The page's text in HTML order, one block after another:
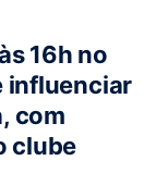
16h no
influenciar
com
clube